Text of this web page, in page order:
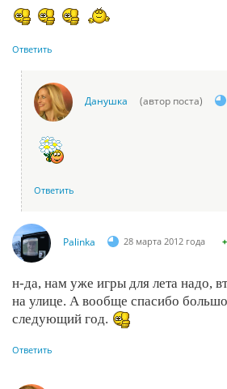
Ответить
Данушка (автор поста)
Ответить
Palinka 28 марта 2012 года
н-да, нам уже игры для лета надо,
на улице. А вообще спасибо
следующий год.
Ответить